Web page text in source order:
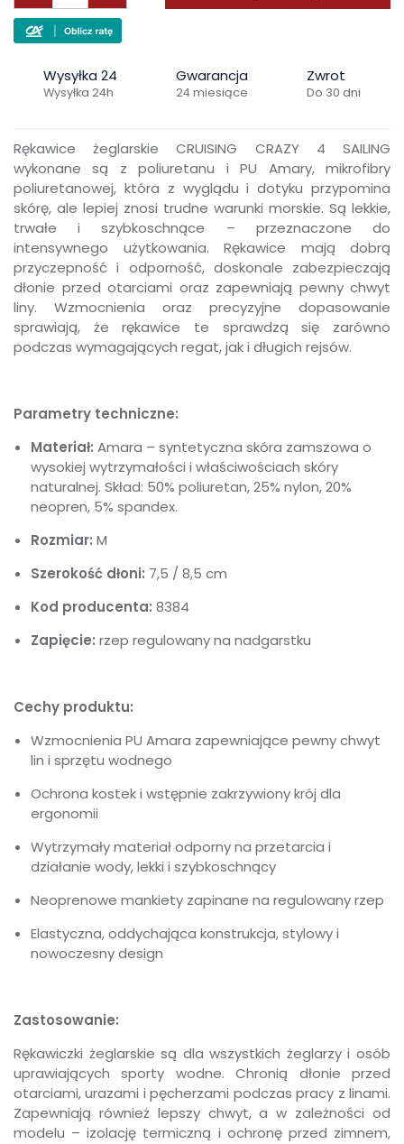
Wysyłka 24
Wysyłka 24h
Gwarancja
24 miesiące
Zwrot
Do 30 dni
Rękawice żeglarskie CRUISING CRAZY 4 SAILING
wykonane są z poliuretanu i PU Amary, mikrofibry
poliuretanowej, która z wyglądu i dotyku przypomina
skórę, ale lepiej znosi trudne warunki morskie. Są lekkie,
trwałe i szybkoschnące – przeznaczone do
intensywnego użytkowania. Rękawice mają dobrą
przyczepność i odporność, doskonale zabezpieczają
dłonie przed otarciami oraz zapewniają pewny chwyt
liny. Wzmocnienia oraz precyzyjne dopasowanie
sprawiają, że rękawice te sprawdzą się zarówno
podczas wymagających regat, jak i długich rejsów.
Parametry techniczne:
Materiał: Amara – syntetyczna skóra zamszowa o
wysokiej wytrzymałości i właściwościach skóry
naturalnej. Skład: 50% poliuretan, 25% nylon, 20%
neopren, 5% spandex.
Rozmiar: M
Szerokość dłoni: 7,5 / 8,5 cm
Kod producenta: 8384
Zapięcie: rzep regulowany na nadgarstku
Cechy produktu:
Wzmocnienia PU Amara zapewniające pewny chwyt
lin i sprzętu wodnego
Ochrona kostek i wstępnie zakrzywiony krój dla
ergonomii
Wytrzymały materiał odporny na przetarcia i
działanie wody, lekki i szybkoschnący
Neoprenowe mankiety zapinane na regulowany rzep
Elastyczna, oddychająca konstrukcja, stylowy i
nowoczesny design
Zastosowanie:
Rękawiczki żeglarskie są dla wszystkich żeglarzy i osób
uprawiających sporty wodne. Chronią dłonie przed
otarciami, urazami i pęcherzami podczas pracy z linami.
Zapewniają również lepszy chwyt, a w zależności od
modelu – izolację termiczną i ochronę przed zimnem,